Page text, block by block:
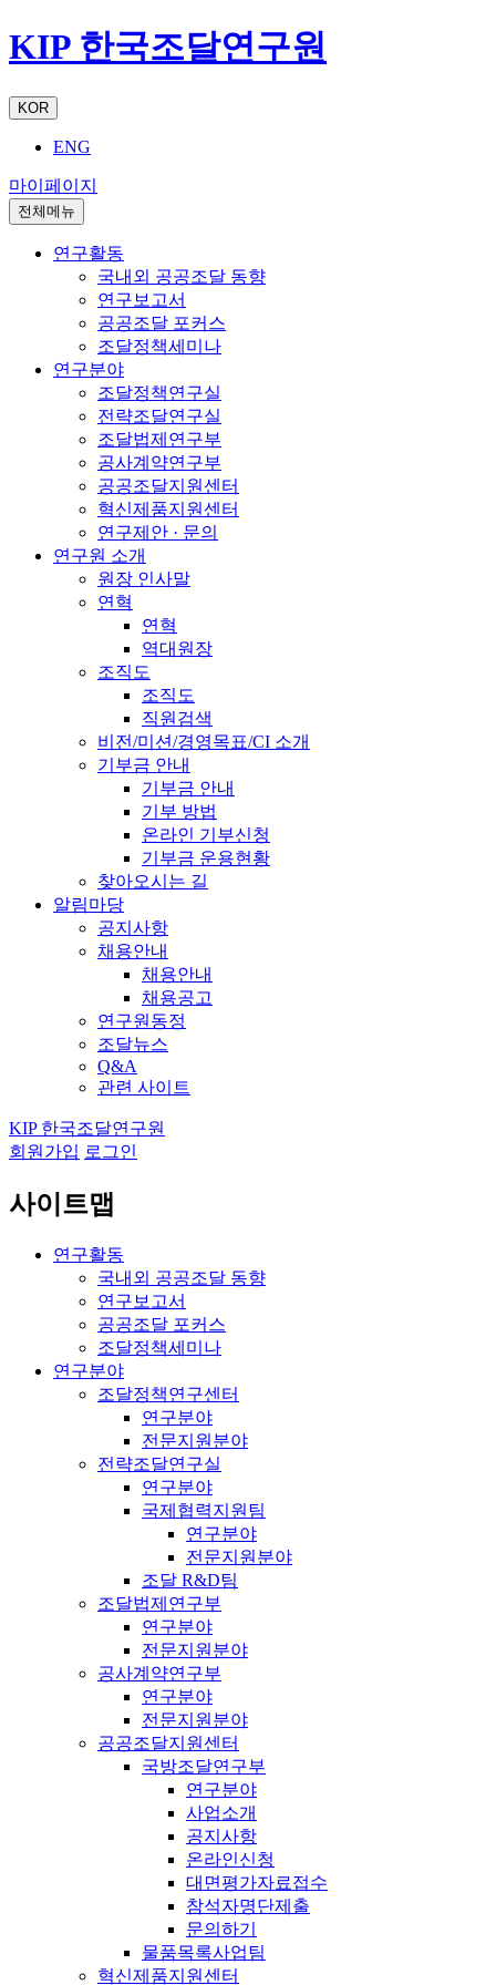
KIP 한국조달연구원
KOR
ENG
마이페이지
전체메뉴
연구활동
국내외 공공조달 동향
연구보고서
공공조달 포커스
조달정책세미나
연구분야
조달정책연구실
전략조달연구실
조달법제연구부
공사계약연구부
공공조달지원센터
혁신제품지원센터
연구제안 · 문의
연구원 소개
원장 인사말
연혁
연혁
역대원장
조직도
조직도
직원검색
비전/미션/경영목표/CI 소개
기부금 안내
기부금 안내
기부 방법
온라인 기부신청
기부금 운용현황
찾아오시는 길
알림마당
공지사항
채용안내
채용안내
채용공고
연구원동정
조달뉴스
Q&A
관련 사이트
KIP 한국조달연구원
회원가입 로그인
사이트맵
연구활동
국내외 공공조달 동향
연구보고서
공공조달 포커스
조달정책세미나
연구분야
조달정책연구센터
연구분야
전문지원분야
전략조달연구실
연구분야
국제협력지원팀
연구분야
전문지원분야
조달 R&D팀
조달법제연구부
연구분야
전문지원분야
공사계약연구부
연구분야
전문지원분야
공공조달지원센터
국방조달연구부
연구분야
사업소개
공지사항
온라인신청
대면평가자료접수
참석자명단제출
문의하기
물품목록사업팀
혁신제품지원센터